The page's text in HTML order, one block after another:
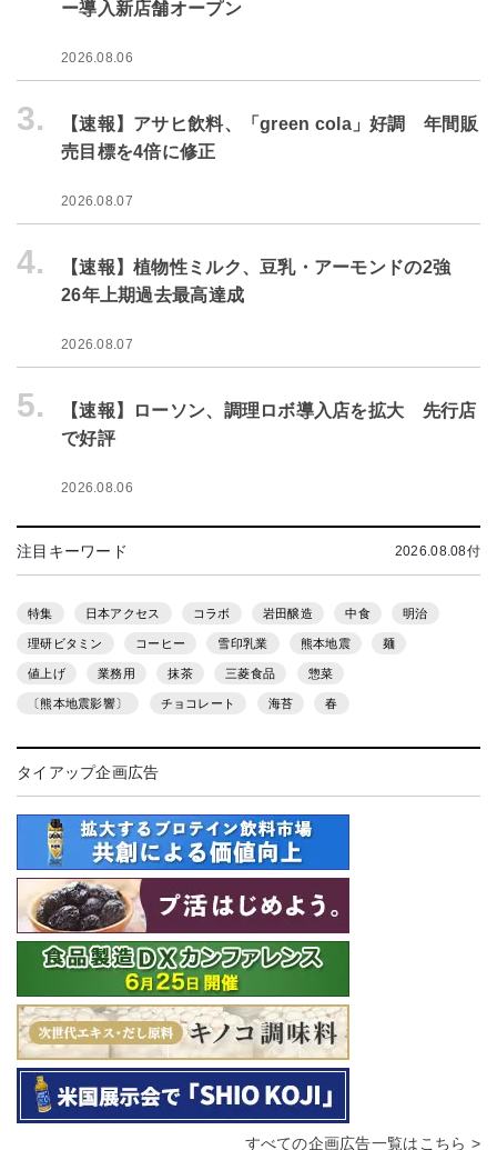
ー導入新店舗オープン
2026.08.06
3.
【速報】アサヒ飲料、「green cola」好調 年間販
売目標を4倍に修正
2026.08.07
4.
【速報】植物性ミルク、豆乳・アーモンドの2強
26年上期過去最高達成
2026.08.07
5.
【速報】ローソン、調理ロボ導入店を拡大 先行店
で好評
2026.08.06
注目キーワード 2026.08.08付
特集 日本アクセス コラボ 岩田醸造 中食 明治
理研ビタミン コーヒー 雪印乳業 熊本地震 麺
値上げ 業務用 抹茶 三菱食品 惣菜
〔熊本地震影響〕 チョコレート 海苔 春
タイアップ企画広告
すべての企画広告一覧はこちら >